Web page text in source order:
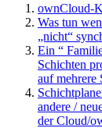
ownCloud-
Was tun
„nicht“
Ein “
Schichten
auf mehrere
andere /
der Cloud/